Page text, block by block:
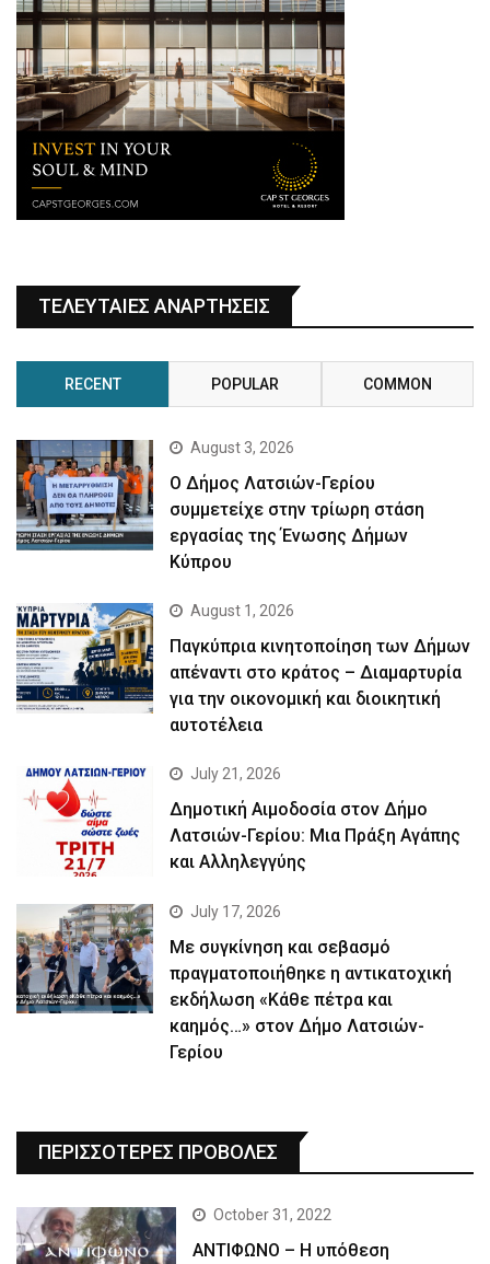
ΤΕΛΕΥΤΑΙΕΣ ΑΝΑΡΤΗΣΕΙΣ
RECENT POPULAR COMMON
August 3, 2026
Ο Δήμος Λατσιών-Γερίου
συμμετείχε στην τρίωρη στάση
εργασίας της Ένωσης Δήμων
Κύπρου
August 1, 2026
Παγκύπρια κινητοποίηση των Δήμων
απέναντι στο κράτος – Διαμαρτυρία
για την οικονομική και διοικητική
αυτοτέλεια
July 21, 2026
Δημοτική Αιμοδοσία στον Δήμο
Λατσιών-Γερίου: Μια Πράξη Αγάπης
και Αλληλεγγύης
July 17, 2026
Με συγκίνηση και σεβασμό
πραγματοποιήθηκε η αντικατοχική
εκδήλωση «Κάθε πέτρα και
καημός…» στον Δήμο Λατσιών-
Γερίου
ΠΕΡΙΣΣΟΤΕΡΕΣ ΠΡΟΒΟΛΕΣ
October 31, 2022
ΑΝΤΙΦΩΝΟ – Η υπόθεση